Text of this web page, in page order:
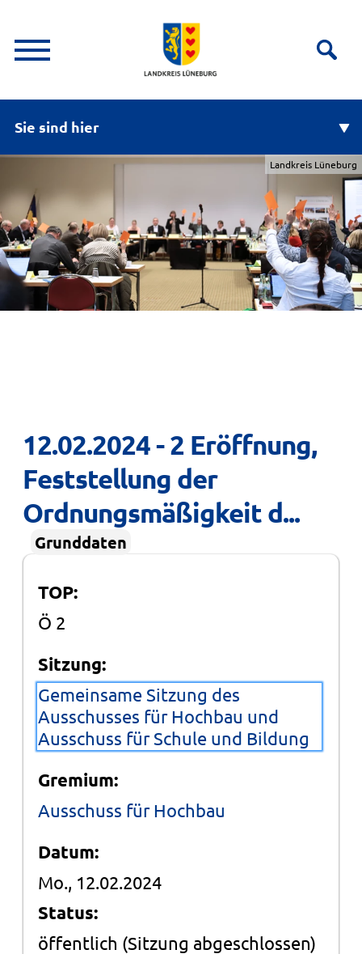
Sie sind hier
Landkreis Lüneburg
12.02.2024 - 2 Eröffnung,
Feststellung der
Ordnungsmäßigkeit d...
Grunddaten
TOP:
Ö 2
Sitzung:
Gemeinsame Sitzung des
Ausschusses für Hochbau und
Ausschuss für Schule und Bildung
Gremium:
Ausschuss für Hochbau
Datum:
Mo., 12.02.2024
Status:
öffentlich (Sitzung abgeschlossen)